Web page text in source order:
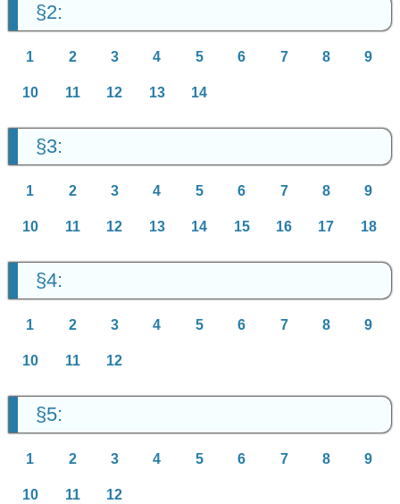
§2:
1 2 3 4 5 6 7 8 9
10 11 12 13 14
§3:
1 2 3 4 5 6 7 8 9
10 11 12 13 14 15 16 17 18
§4:
1 2 3 4 5 6 7 8 9
10 11 12
§5:
1 2 3 4 5 6 7 8 9
10 11 12